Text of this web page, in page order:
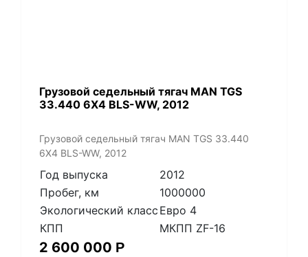
​Грузовой седельный тягач MAN TGS
33.440 6X4 BLS-WW, 2012
​Грузовой седельный тягач MAN TGS 33.440
6X4 BLS-WW, 2012
Год выпуска
2012
Пробег, км
1000000
Экологический класс Евро 4
КПП
МКПП ZF-16
2 600 000 Р